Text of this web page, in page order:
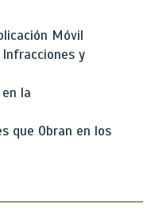
Móvil
y
la
que Obran en los